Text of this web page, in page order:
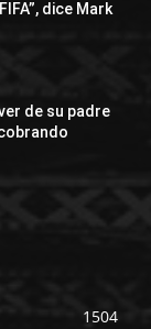
dice Mark
de su padre
1504